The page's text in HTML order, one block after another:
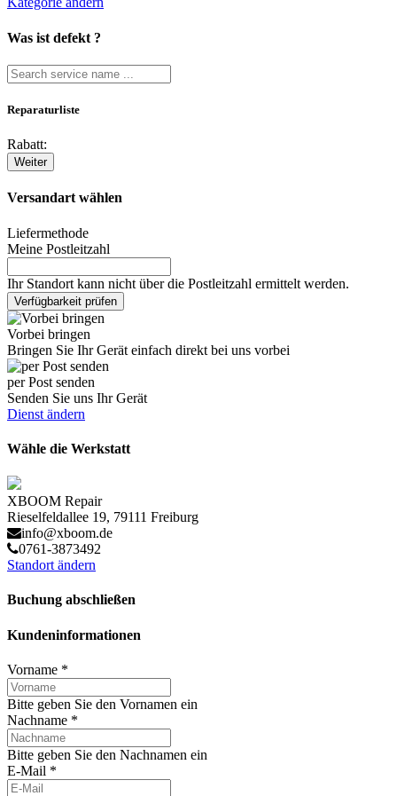
Was ist defekt ?
Reparaturliste
Rabatt:
Weiter
Versandart wählen
Liefermethode
Meine Postleitzahl
Ihr Standort kann nicht über die Postleitzahl ermittelt werden.
Verfügbarkeit prüfen
Vorbei bringen
Bringen Sie Ihr Gerät einfach direkt bei uns vorbei
per Post senden
Senden Sie uns Ihr Gerät
Dienst ändern
Wähle die Werkstatt
XBOOM Repair
Rieselfeldallee 19, 79111 Freiburg
info@xboom.de
0761-3873492
Standort ändern
Buchung abschließen
Kundeninformationen
Vorname *
Bitte geben Sie den Vornamen ein
Nachname *
Bitte geben Sie den Nachnamen ein
E-Mail *